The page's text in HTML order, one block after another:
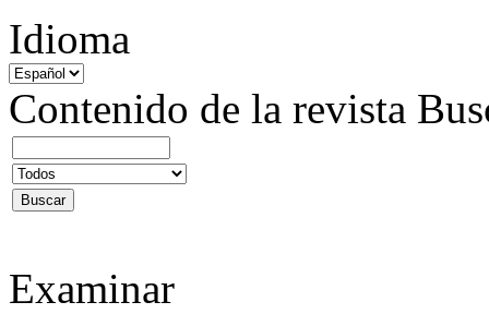
Idioma
Contenido de la revista
Examinar